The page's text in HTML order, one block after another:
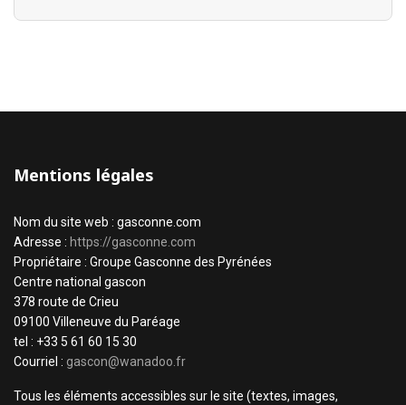
Mentions légales
Nom du site web : gasconne.com
Adresse : https://gasconne.com
Propriétaire : Groupe Gasconne des Pyrénées
Centre national gascon
378 route de Crieu
09100 Villeneuve du Paréage
tel : +33 5 61 60 15 30
Courriel : gascon@wanadoo.fr
Tous les éléments accessibles sur le site (textes, images,